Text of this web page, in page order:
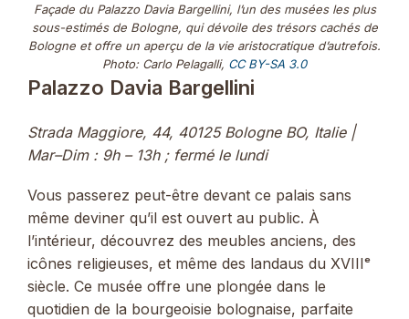
Façade du Palazzo Davia Bargellini, l’un des musées les plus
sous-estimés de Bologne, qui dévoile des trésors cachés de
Bologne et offre un aperçu de la vie aristocratique d’autrefois.
Photo: Carlo Pelagalli, CC BY-SA 3.0
Palazzo Davia Bargellini
Strada Maggiore, 44, 40125 Bologne BO, Italie |
Mar–Dim : 9h – 13h ; fermé le lundi
Vous passerez peut-être devant ce palais sans
même deviner qu’il est ouvert au public. À
l’intérieur, découvrez des meubles anciens, des
icônes religieuses, et même des landaus du XVIIIᵉ
siècle. Ce musée offre une plongée dans le
quotidien de la bourgeoisie bolognaise, parfaite